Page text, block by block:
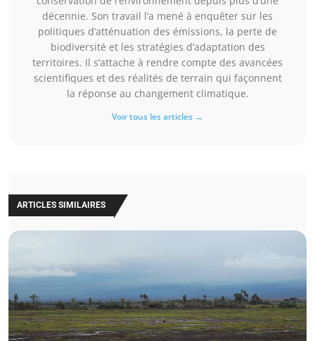
décennie. Son travail l’a mené à enquêter sur les
politiques d’atténuation des émissions, la perte de
biodiversité et les stratégies d’adaptation des
territoires. Il s’attache à rendre compte des avancées
scientifiques et des réalités de terrain qui façonnent
la réponse au changement climatique.
Voir tous les articles →
ARTICLES SIMILAIRES